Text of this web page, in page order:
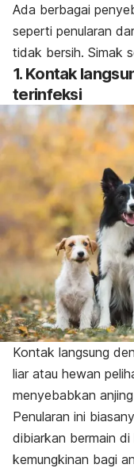
Ada berbagai
seperti penularan
tidak bersih. Simak
1. Kontak
terinfeksi
Kontak langsung
liar atau hewan
menyebabkan
Penularan ini
dibiarkan bermain di
kemungkinan bagi